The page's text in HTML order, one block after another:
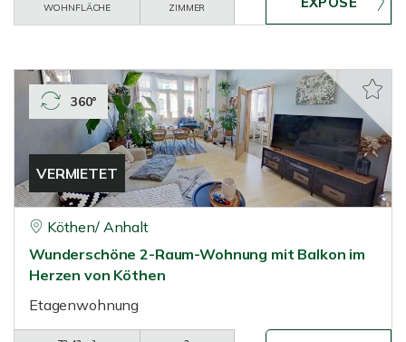
WOHNFLÄCHE
ZIMMER
VERMIETET
360°
Köthen/ Anhalt
Wunderschöne 2-Raum-Wohnung mit Balkon im
Herzen von Köthen
Etagenwohnung